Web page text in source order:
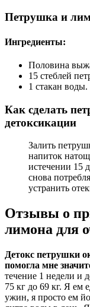
Петрушка и
Ингредиенты:
Половина
15 стеблей
1 стакан воды.
Как сделать
детоксикации
Залить
напиток
истечении 15
снова
устранить
Отзывы о
лимона для
Детокс петрушки
помогла мне
течение 1 недели и
75 кг до 69 кг. Я ем
ужин, я просто ем